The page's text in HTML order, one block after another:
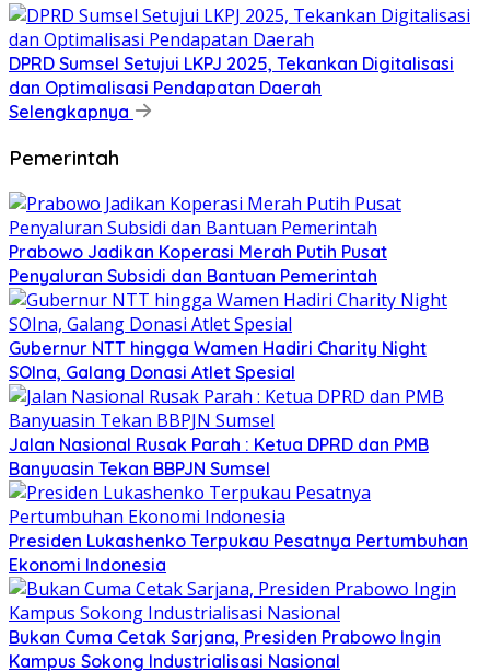
DPRD Sumsel Setujui LKPJ 2025, Tekankan Digitalisasi
dan Optimalisasi Pendapatan Daerah
Selengkapnya
Pemerintah
Prabowo Jadikan Koperasi Merah Putih Pusat
Penyaluran Subsidi dan Bantuan Pemerintah
Gubernur NTT hingga Wamen Hadiri Charity Night
SOIna, Galang Donasi Atlet Spesial
Jalan Nasional Rusak Parah : Ketua DPRD dan PMB
Banyuasin Tekan BBPJN Sumsel
Presiden Lukashenko Terpukau Pesatnya Pertumbuhan
Ekonomi Indonesia
Bukan Cuma Cetak Sarjana, Presiden Prabowo Ingin
Kampus Sokong Industrialisasi Nasional